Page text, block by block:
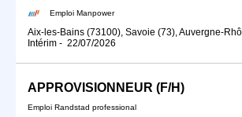
Emploi Manpower
Aix-les-Bains (73100), Savoie (73), Auvergne-
Intérim - 22/07/2026
APPROVISIONNEUR (F/H)
Emploi Randstad professional